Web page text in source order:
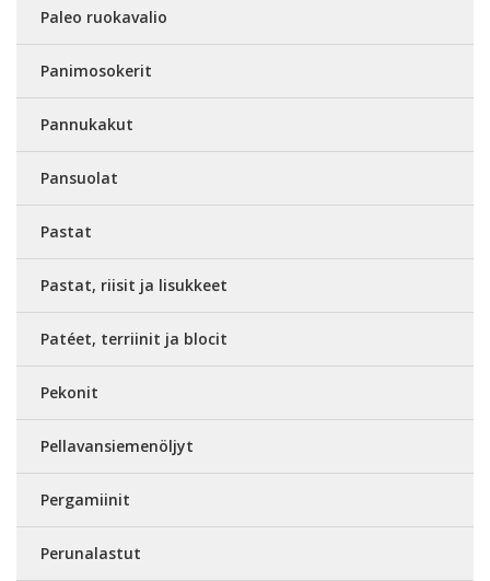
Paleo ruokavalio
Panimosokerit
Pannukakut
Pansuolat
Pastat
Pastat, riisit ja lisukkeet
Patéet, terriinit ja blocit
Pekonit
Pellavansiemenöljyt
Pergamiinit
Perunalastut